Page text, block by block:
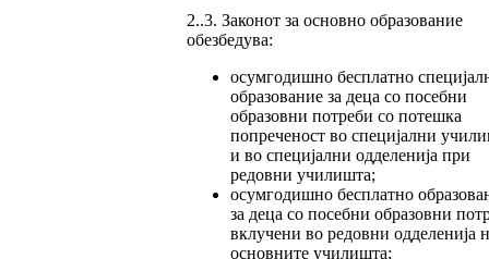
2..3. Законот за основно образование
обезбедува:
осумгодишно бесплатно
образование за деца со посебни
образовни потреби со потешка
попреченост во специјални
и во специјални одделенија при
редовни училишта;
осумгодишно бесплатно
за деца со посебни образовни
вклучени во редовни одделенија
основните училишта;